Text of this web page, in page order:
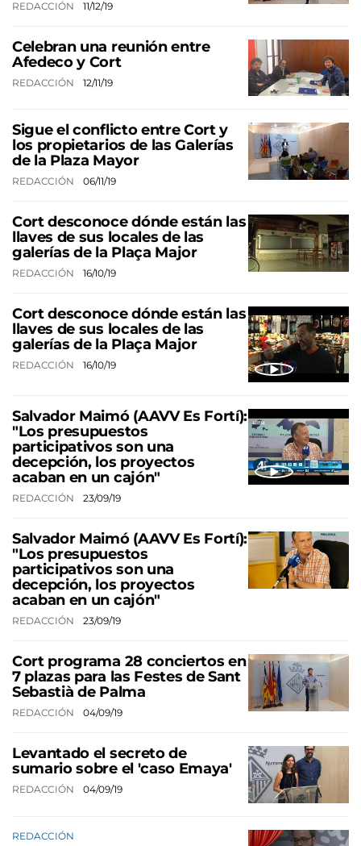
REDACCIÓN 11/12/19
Celebran una reunión entre
Afedeco y Cort
REDACCIÓN 12/11/19
Sigue el conflicto entre Cort y
los propietarios de las Galerías
de la Plaza Mayor
REDACCIÓN 06/11/19
Cort desconoce dónde están las
llaves de sus locales de las
galerías de la Plaça Major
REDACCIÓN 16/10/19
Cort desconoce dónde están las
llaves de sus locales de las
galerías de la Plaça Major
REDACCIÓN 16/10/19
Salvador Maimó (AAVV Es Fortí):
"Los presupuestos
participativos son una
decepción, los proyectos
acaban en un cajón"
REDACCIÓN 23/09/19
Salvador Maimó (AAVV Es Fortí):
"Los presupuestos
participativos son una
decepción, los proyectos
acaban en un cajón"
REDACCIÓN 23/09/19
Cort programa 28 conciertos en
7 plazas para las Festes de Sant
Sebastià de Palma
REDACCIÓN 04/09/19
Levantado el secreto de
sumario sobre el 'caso Emaya'
REDACCIÓN 04/09/19
REDACCIÓN